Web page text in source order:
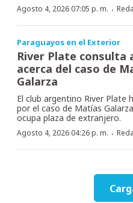
Agosto 4, 2026 07:05 p. m. ·
Paraguayos en el Exterior
River Plate consulta
acerca del caso de
Galarza
El club argentino River Plate
por el caso de Matías
ocupa plaza de extranjero.
Agosto 4, 2026 04:26 p. m. ·